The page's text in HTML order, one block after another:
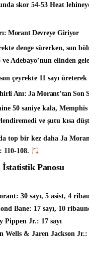
skor 54-53 Heat
Morant Devreye Giriyor
denge sürerken, son
Adebayo’nun elinden
çeyrekte 11 sayı
Anı: Ja Morant’tan Son
50 saniye kala,
ve şutu kısa
top bir kez daha Ja
110-108.
İstatistik Panosu
30 sayı, 5 asist, 4
Bane: 17 sayı, 10
Pippen Jr.: 17 sayı
Wells & Jaren Jackson Jr.: